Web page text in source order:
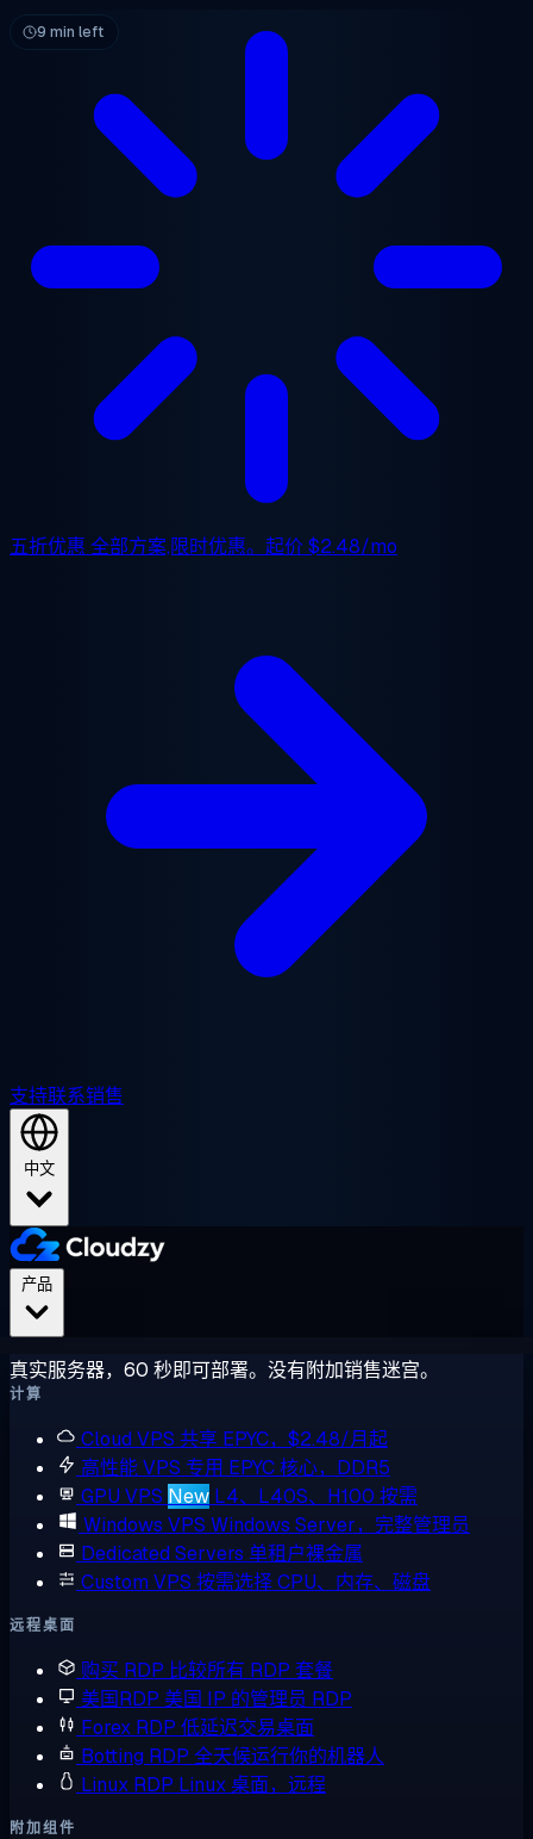
跳至主要内容
五折优惠 全部方案,限时优惠。起价$2.48/mo
支持联系销售
中文
真实服务器，60 秒即可部署。没有附加销售迷宫。
计算
Cloud VPS 共享 EPYC，$2.48/月起
高性能 VPS 专用 EPYC 核心，DDR5
GPU VPS New L4、L40S、H100 按需
Windows VPS Windows Server，完整管理员
Dedicated Servers 单租户裸金属
Custom VPS 按需选择 CPU、内存、磁盘
远程桌面
购买 RDP 比较所有 RDP 套餐
美国RDP 美国 IP 的管理员 RDP
Forex RDP 低延迟交易桌面
Botting RDP 全天候运行你的机器人
Linux RDP Linux 桌面，远程
附加组件
9 min left